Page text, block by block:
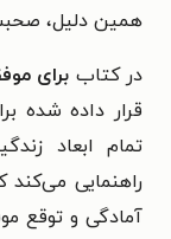
همین دلیل،
در کتاب برای
قرار داده شده
تمام ابعاد
راهنمایی
آمادگی و توقع